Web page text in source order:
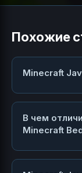
Похожие
Minecraft
В чем
Minecraft